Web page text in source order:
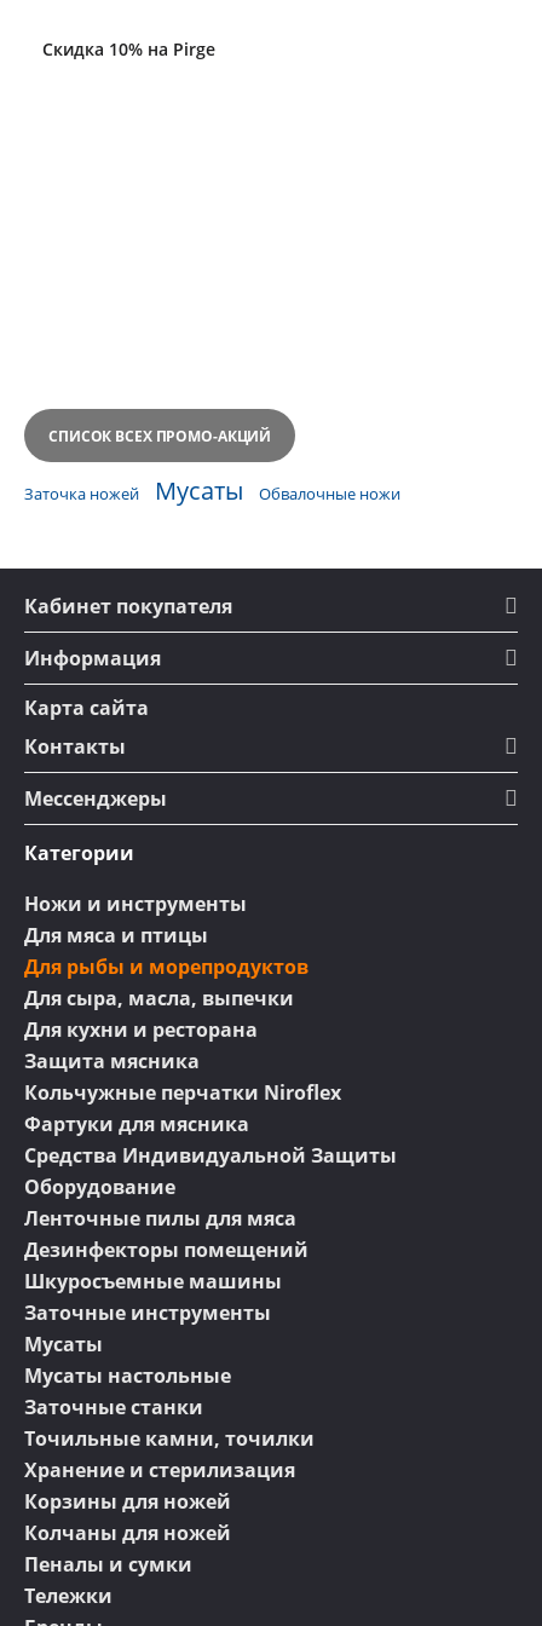
”Деловые Линии”. Возможна отправка отправка другими ТК
Уцененный товар с большой скидкой
СПИСОК ВСЕХ ПРОМО-АКЦИЙ
Заточка ножей Мусаты Обвалочные ножи
Кабинет покупателя
Информация
Карта сайта
Контакты
Мессенджеры
Категории
Ножи и инструменты
Для мяса и птицы
Для рыбы и морепродуктов
Для сыра, масла, выпечки
Для кухни и ресторана
Защита мясника
Кольчужные перчатки Niroflex
Фартуки для мясника
Средства Индивидуальной Защиты
Оборудование
Ленточные пилы для мяса
Дезинфекторы помещений
Шкуросъемные машины
Заточные инструменты
Мусаты
Мусаты настольные
Заточные станки
Точильные камни, точилки
Хранение и стерилизация
Корзины для ножей
Колчаны для ножей
Пеналы и сумки
Тележки